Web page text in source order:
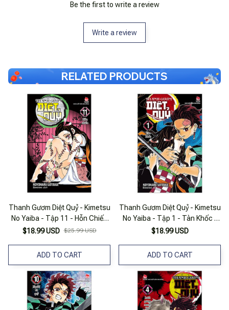
Be the first to write a review
Write a review
RELATED PRODUCTS
Thanh Gươm Diệt Quỷ - Kimetsu
No Yaiba - Tập 11 - Hỗn Chiến
(Tái Bản 2025)
$18.99 USD $25.99 USD
ADD TO CART
Thanh Gươm Diệt Quỷ - Kimetsu
No Yaiba - Tập 1 - Tàn Khốc -
Tái Bản
$18.99 USD
ADD TO CART